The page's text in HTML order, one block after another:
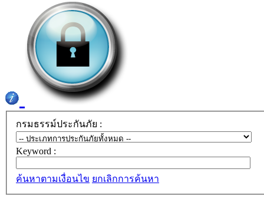
กรมธรรม์ประกันภัย :
Keyword :
ค้นหาตามเงื่อนไข ยกเลิกการค้นหา